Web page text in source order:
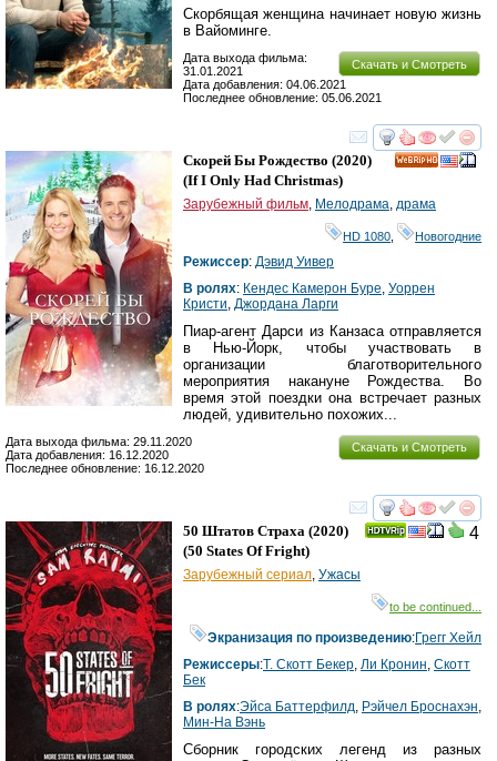
Скорбящая женщина начинает новую жизнь
в Вайоминге.
Скачать и Смотреть
Дата выхода фильма:
31.01.2021
Дата добавления: 04.06.2021
Последнее обновление: 05.06.2021
смотреть
Скорей Бы Рождество (2020)
(If I Only Had Christmas)
Зарубежный фильм, Мелодрама, драма
HD 1080 Новогодние
Режиссер: Дэвид Уивер
В ролях: Кендес Камерон Буре, Уоррен
Кристи, Джордана Ларги
Пиар-агент Дарси из Канзаса отправляется
в Нью-Йорк, чтобы участвовать в
организации благотворительного
мероприятия накануне Рождества. Во
время этой поездки она встречает разных
людей, удивительно похожих...
Скачать и Смотреть
Дата выхода фильма: 29.11.2020
Дата добавления: 16.12.2020
Последнее обновление: 16.12.2020
смотреть
4
50 Штатов Страха (2020)
(50 States Of Fright)
Зарубежный сериал, Ужасы
to be continued...
Экранизация по произведению:Грегг Хейл
Режиссеры:Т. Скотт Бекер, Ли Кронин, Скотт
Бек
В ролях:Эйса Баттерфилд, Рэйчел Броснахэн,
Мин-На Вэнь
Сборник городских легенд из разных